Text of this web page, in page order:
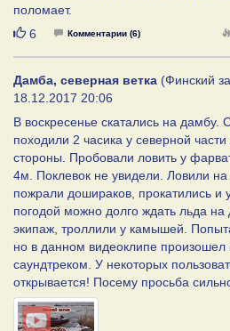
поломает.
Нравится
6 Комментарии (6)
Дамба, северная ветка (Финский
18.12.2017 20:06
В воскресенье скатались на дамбу.
походили 2 часика у северной
стороны. Пробовали ловить у
4м. Поклевок не увидели. Ловили на
пожрали дошираков, прокатились и
погодой можно долго ждать льда
экипаж, троллили у камышей.
но в данном видеоклипе произошел
саундтреком. У некоторых
открывается! Посему просьба